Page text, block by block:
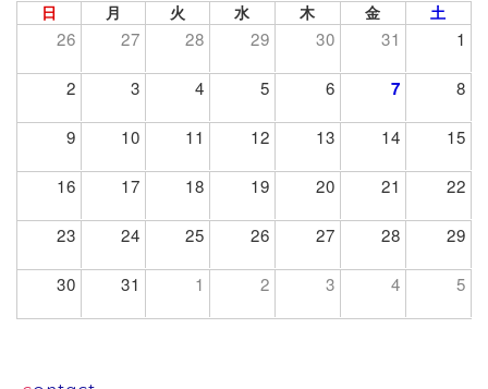
日 月 火 水 木 金 土
26 27 28 29 30 31 1
2 3 4 5 6 7 8
9 10 11 12 13 14 15
16 17 18 19 20 21 22
23 24 25 26 27 28 29
30 31 1 2 3 4 5